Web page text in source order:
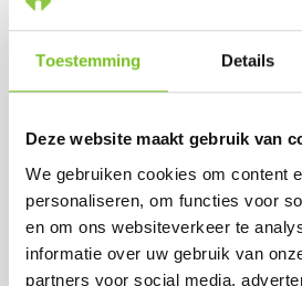
Toestemming Details
Deze website maakt gebruik van
We gebruiken cookies om content
personaliseren, om functies voor
en om ons websiteverkeer te
informatie over uw gebruik van
partners voor social media,
Theelichten 8 uur (8
x 50 st.) (Wit)
Prijs per doos:
€ 49.18
€ 59.50incl. BTW